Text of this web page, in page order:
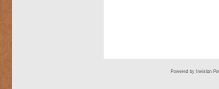
Powered by Invision